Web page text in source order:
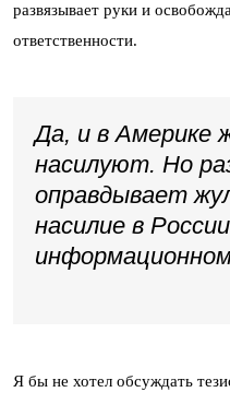
развязывает руки и
ответственности.
Да, и в Америке
насилуют. Но
оправдывает
насилие в
Я бы не хотел обсуждать